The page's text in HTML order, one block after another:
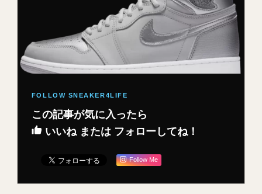
この記事が気に入ったら
いいね または フォローしてね！
Follow Me